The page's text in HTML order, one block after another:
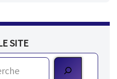
SITE